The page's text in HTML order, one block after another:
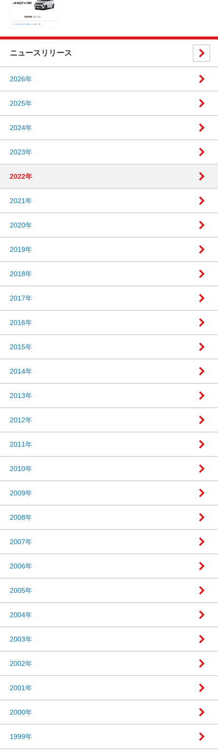
ニュースリリース
2026年
2025年
2024年
2023年
2022年
2021年
2020年
2019年
2018年
2017年
2016年
2015年
2014年
2013年
2012年
2011年
2010年
2009年
2008年
2007年
2006年
2005年
2004年
2003年
2002年
2001年
2000年
1999年